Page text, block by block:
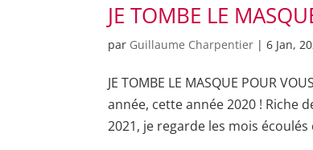
JE TOMBE LE
par Guillaume Charpentier |6 Jan,
JE TOMBE LE MASQUE POUR
année, cette année 2020 ! Riche
2021, je regarde les mois